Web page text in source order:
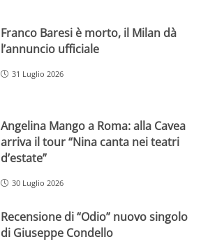
Franco Baresi è morto, il Milan dà
l’annuncio ufficiale
31 Luglio 2026
Angelina Mango a Roma: alla Cavea
arriva il tour “Nina canta nei teatri
d’estate”
30 Luglio 2026
Recensione di “Odio” nuovo singolo
di Giuseppe Condello